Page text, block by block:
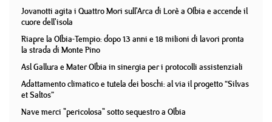
Jovanotti agita i Quattro Mori sull'Arca di Lorè a Olbia e accende il
cuore dell'isola
Riapre la Olbia-Tempio: dopo 13 anni e 18 milioni di lavori pronta
la strada di Monte Pino
Asl Gallura e Mater Olbia in sinergia per i protocolli assistenziali
Adattamento climatico e tutela dei boschi: al via il progetto “Silvas
et Saltos”
Nave merci "pericolosa" sotto sequestro a Olbia